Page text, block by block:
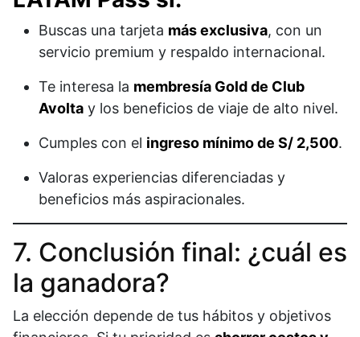
Buscas una tarjeta más exclusiva, con un
servicio premium y respaldo internacional.
Te interesa la membresía Gold de Club
Avolta y los beneficios de viaje de alto nivel.
Cumples con el ingreso mínimo de S/ 2,500.
Valoras experiencias diferenciadas y
beneficios más aspiracionales.
7. Conclusión final: ¿cuál es
la ganadora?
La elección depende de tus hábitos y objetivos